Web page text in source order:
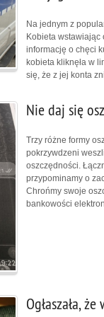
Na jednym z
Kobieta wstawiając
informację o chęci
kobieta kliknęła w
się, że z jej konta
Nie daj się
Trzy różne formy
pokrzywdzeni
oszczędności.
przypominamy o
Chrońmy swoje
bankowości
Ogłaszała,